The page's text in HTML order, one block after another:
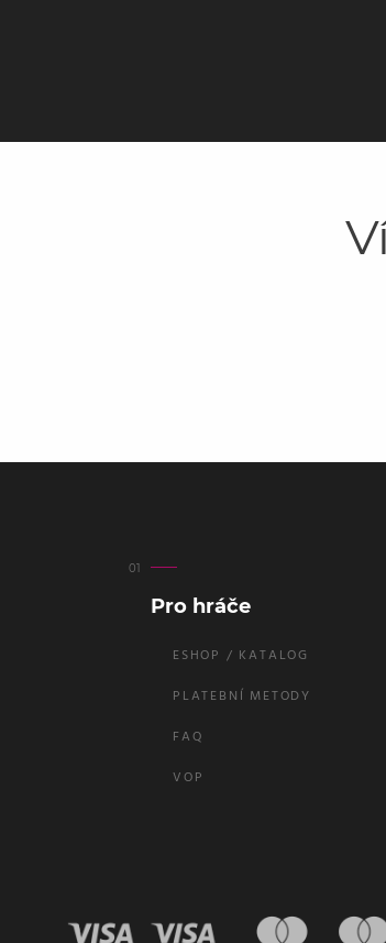
Pro hráče
ESHOP / KATALOG
PLATEBNÍ METODY
FAQ
VOP